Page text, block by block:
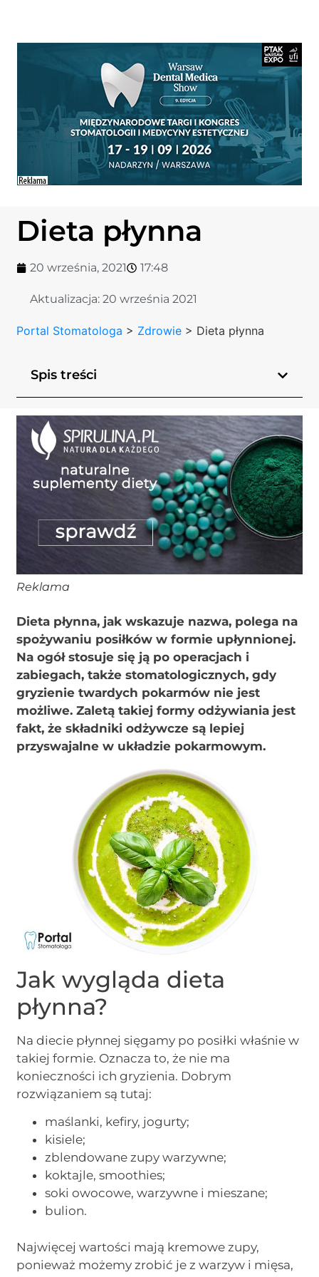
Dieta płynna
20 września, 2021 17:48
Aktualizacja:20 września 2021
Portal Stomatologa > Zdrowie > Dieta płynna
Spis treści
Reklama
Dieta płynna, jak wskazuje nazwa, polega na
spożywaniu posiłków w formie upłynnionej.
Na ogół stosuje się ją po operacjach i
zabiegach, także stomatologicznych, gdy
gryzienie twardych pokarmów nie jest
możliwe. Zaletą takiej formy odżywiania jest
fakt, że składniki odżywcze są lepiej
przyswajalne w układzie pokarmowym.
Jak wygląda dieta
płynna?
Na diecie płynnej sięgamy po posiłki właśnie w
takiej formie. Oznacza to, że nie ma
konieczności ich gryzienia. Dobrym
rozwiązaniem są tutaj:
maślanki, kefiry, jogurty;
kisiele;
zblendowane zupy warzywne;
koktajle, smoothies;
soki owocowe, warzywne i mieszane;
bulion.
Najwięcej wartości mają kremowe zupy,
ponieważ możemy zrobić je z warzyw i mięsa,